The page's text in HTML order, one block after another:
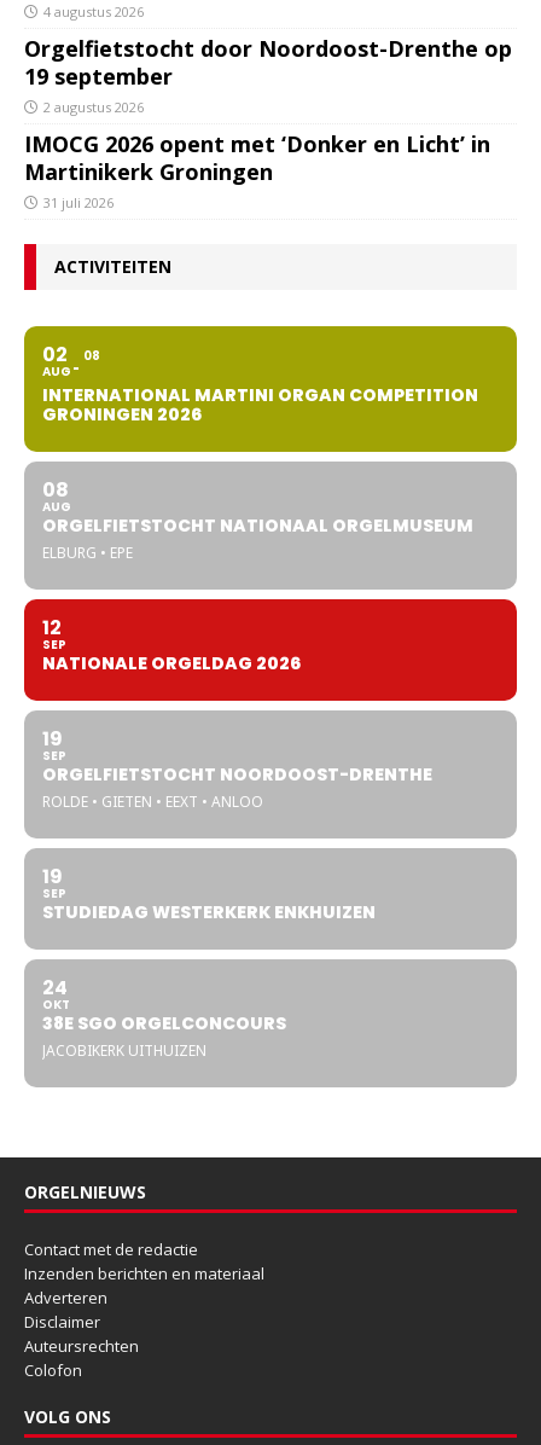
4 augustus 2026
Orgelfietstocht door Noordoost-Drenthe op
19 september
2 augustus 2026
IMOCG 2026 opent met ‘Donker en Licht’ in
Martinikerk Groningen
31 juli 2026
ACTIVITEITEN
02
AUG
08
INTERNATIONAL MARTINI ORGAN COMPETITION
GRONINGEN 2026
08
AUG
ORGELFIETSTOCHT NATIONAAL ORGELMUSEUM
ELBURG • EPE
12
SEP
NATIONALE ORGELDAG 2026
19
SEP
ORGELFIETSTOCHT NOORDOOST-DRENTHE
ROLDE • GIETEN • EEXT • ANLOO
19
SEP
STUDIEDAG WESTERKERK ENKHUIZEN
24
OKT
38E SGO ORGELCONCOURS
JACOBIKERK UITHUIZEN
ORGELNIEUWS
Contact met de redactie
Inzenden berichten en materiaal
Adverteren
Disclaimer
Auteursrechten
Colofon
VOLG ONS